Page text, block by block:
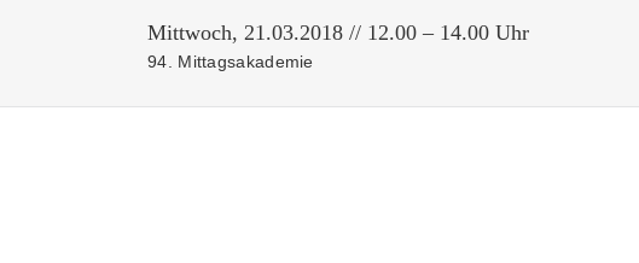
Mittwoch, 21.03.2018 // 12.00 – 14.00 Uhr
94. Mittagsakademie